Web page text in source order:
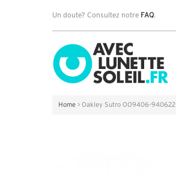
Un doute? Consultez notre FAQ.
Home > Oakley Sutro OO9406-940622